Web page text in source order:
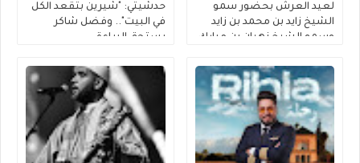
لعيد العرش بحضور سمو
الشيخ زايد بن محمد بن زايد
وسمو الشيخ نهيان بن مبارك
حدشيتي: "شيرين بتقعد الكل
في البيت".. وفضل شاكر
يستحق البراءة